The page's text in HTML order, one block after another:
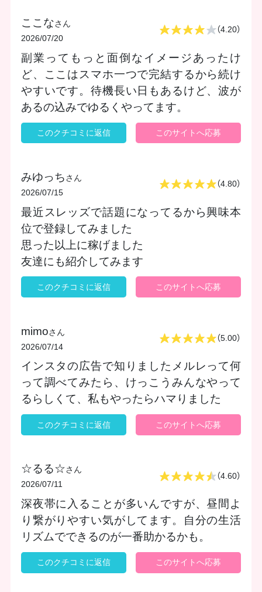
ここなさん
2026/07/20
（4.20）
副業ってもっと面倒なイメージあったけ
ど、ここはスマホ一つで完結するから続け
やすいです。待機長い日もあるけど、波が
あるの込みでゆるくやってます。
このクチコミに返信 このサイトへ応募
みゆっちさん
2026/07/15
（4.80）
最近スレッズで話題になってるから興味本
位で登録してみました
思った以上に稼げました
友達にも紹介してみます
このクチコミに返信 このサイトへ応募
mimoさん
2026/07/14
（5.00）
インスタの広告で知りましたメルレって何
って調べてみたら、けっこうみんなやって
るらしくて、私もやったらハマりました
このクチコミに返信 このサイトへ応募
☆るる☆さん
2026/07/11
（4.60）
深夜帯に入ることが多いんですが、昼間よ
り繋がりやすい気がしてます。自分の生活
リズムでできるのが一番助かるかも。
このクチコミに返信 このサイトへ応募